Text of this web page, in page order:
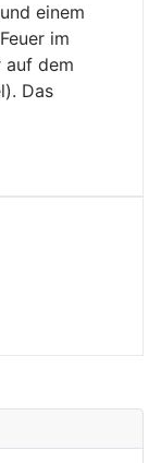
einem
im
auf dem
Das